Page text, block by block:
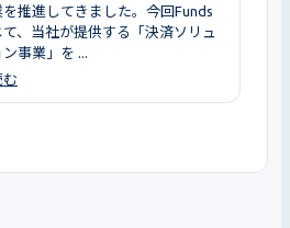
を推進してきました。今回Funds
て、当社が提供する「決済ソリュ
事業」を ...
む